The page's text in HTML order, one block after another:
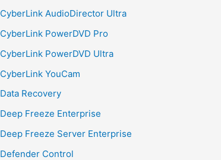
CyberLink AudioDirector Ultra
CyberLink PowerDVD Pro
CyberLink PowerDVD Ultra
CyberLink YouCam
Data Recovery
Deep Freeze Enterprise
Deep Freeze Server Enterprise
Defender Control